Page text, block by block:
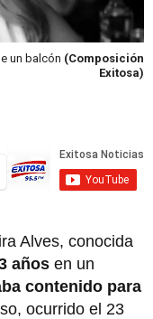
un balcón (Composición
Exitosa)
Alves, conocida
años en un
contenido para
ocurrido el 23